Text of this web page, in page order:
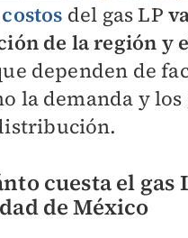
costos del gas LP
de la región y
dependen de
la demanda y los
cuesta el gas
de México